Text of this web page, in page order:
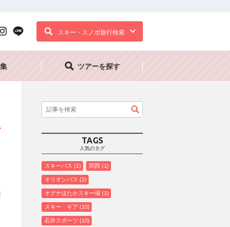
スキー・スノボ旅行検索
ツアーを探す
TAGS
人気のタグ
スキーバス 1 関西 1
オリオンバス 2
オグナほたかスキー場 1
スキー ギア 10
石井スポーツ 10